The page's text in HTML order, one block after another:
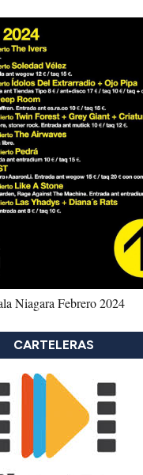
Niagara Febrero 2024
CARTELERAS